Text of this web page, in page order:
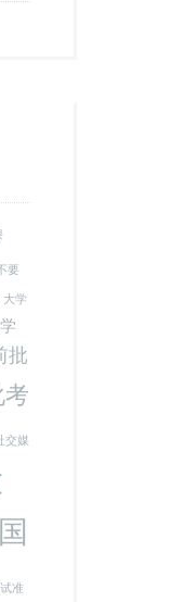
要
大学
批
交媒
准